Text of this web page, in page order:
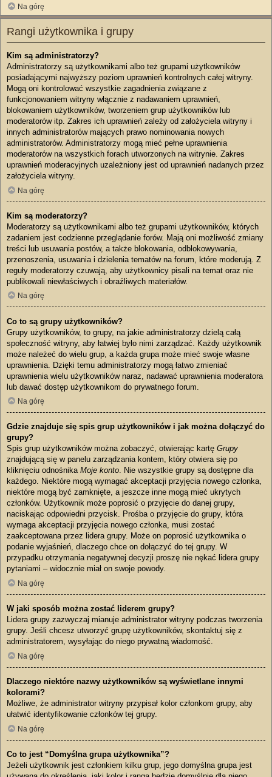
Na górę
Rangi użytkownika i grupy
Kim są administratorzy?
Administratorzy są użytkownikami albo też grupami użytkowników
posiadającymi najwyższy poziom uprawnień kontrolnych całej witryny.
Mogą oni kontrolować wszystkie zagadnienia związane z
funkcjonowaniem witryny włącznie z nadawaniem uprawnień,
blokowaniem użytkowników, tworzeniem grup użytkowników lub
moderatorów itp. Zakres ich uprawnień zależy od założyciela witryny i
innych administratorów mających prawo nominowania nowych
administratorów. Administratorzy mogą mieć pełne uprawnienia
moderatorów na wszystkich forach utworzonych na witrynie. Zakres
uprawnień moderacyjnych uzależniony jest od uprawnień nadanych przez
założyciela witryny.
Na górę
Kim są moderatorzy?
Moderatorzy są użytkownikami albo też grupami użytkowników, których
zadaniem jest codzienne przeglądanie forów. Mają oni możliwość zmiany
treści lub usuwania postów, a także blokowania, odblokowywania,
przenoszenia, usuwania i dzielenia tematów na forum, które moderują. Z
reguły moderatorzy czuwają, aby użytkownicy pisali na temat oraz nie
publikowali niewłaściwych i obraźliwych materiałów.
Na górę
Co to są grupy użytkowników?
Grupy użytkowników, to grupy, na jakie administratorzy dzielą całą
społeczność witryny, aby łatwiej było nimi zarządzać. Każdy użytkownik
może należeć do wielu grup, a każda grupa może mieć swoje własne
uprawnienia. Dzięki temu administratorzy mogą łatwo zmieniać
uprawnienia wielu użytkowników naraz, nadawać uprawnienia moderatora
lub dawać dostęp użytkownikom do prywatnego forum.
Na górę
Gdzie znajduje się spis grup użytkowników i jak można dołączyć do
grupy?
Spis grup użytkowników można zobaczyć, otwierając kartę Grupy
znajdującą się w panelu zarządzania kontem, który otwiera się po
kliknięciu odnośnika Moje konto. Nie wszystkie grupy są dostępne dla
każdego. Niektóre mogą wymagać akceptacji przyjęcia nowego członka,
niektóre mogą być zamknięte, a jeszcze inne mogą mieć ukrytych
członków. Użytkownik może poprosić o przyjęcie do danej grupy,
naciskając odpowiedni przycisk. Prośba o przyjęcie do grupy, która
wymaga akceptacji przyjęcia nowego członka, musi zostać
zaakceptowana przez lidera grupy. Może on poprosić użytkownika o
podanie wyjaśnień, dlaczego chce on dołączyć do tej grupy. W
przypadku otrzymania negatywnej decyzji proszę nie nękać lidera grupy
pytaniami – widocznie miał on swoje powody.
Na górę
W jaki sposób można zostać liderem grupy?
Lidera grupy zazwyczaj mianuje administrator witryny podczas tworzenia
grupy. Jeśli chcesz utworzyć grupę użytkowników, skontaktuj się z
administratorem, wysyłając do niego prywatną wiadomość.
Na górę
Dlaczego niektóre nazwy użytkowników są wyświetlane innymi
kolorami?
Możliwe, że administrator witryny przypisał kolor członkom grupy, aby
ułatwić identyfikowanie członków tej grupy.
Na górę
Co to jest “Domyślna grupa użytkownika”?
Jeżeli użytkownik jest członkiem kilku grup, jego domyślna grupa jest